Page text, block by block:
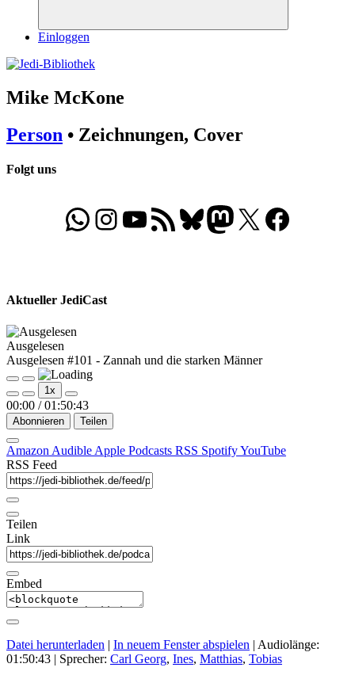
Suchen
Einloggen
Mike McKone
Person • Zeichnungen, Cover
Folgt uns
WhatsApp
Folgt uns auf Instagram
Besucht unseren YouTube-Kanal
RSS-FeedBluesky
Folgt uns auf Mastodon
X Folgt uns auf
Aktueller JediCast
Ausgelesen
Ausgelesen #101 - Zannah und die starken Männer
Play
Episode
Pause
Episode
1x
00:00 / 01:50:43
Abonnieren Teilen
Amazon Audible Apple Podcasts RSS SpotifyYouTube
RSS Feed
Teilen
Link
Embed
Datei herunterladen | In neuem Fenster abspielen | Audiolänge:
01:50:43 | Sprecher: Carl Georg, Ines, Matthias, Tobias